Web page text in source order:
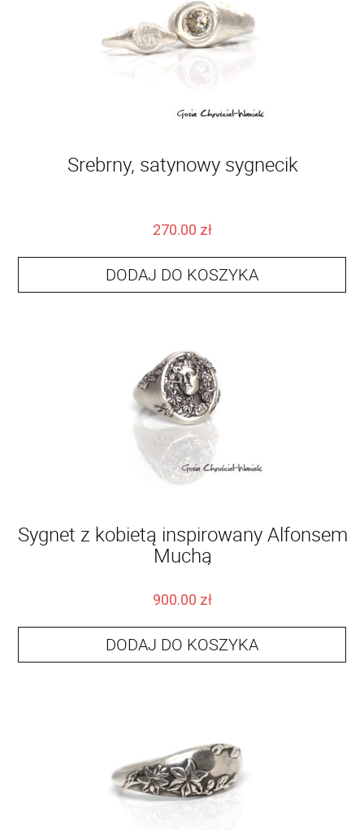
Srebrny, satynowy sygnecik
270.00 zł
DODAJ DO KOSZYKA
Sygnet z kobietą inspirowany Alfonsem
Muchą
900.00 zł
DODAJ DO KOSZYKA